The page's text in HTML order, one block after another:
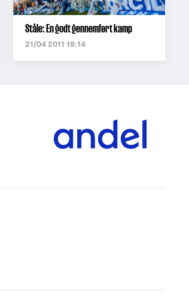
Ståle: En godt gennemført kamp
21/04 2011 19:14